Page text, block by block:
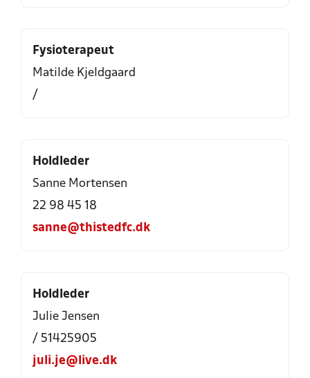
Fysioterapeut
Matilde Kjeldgaard
/
Holdleder
Sanne Mortensen
22 98 45 18
sanne@thistedfc.dk
Holdleder
Julie Jensen
/ 51425905
juli.je@live.dk